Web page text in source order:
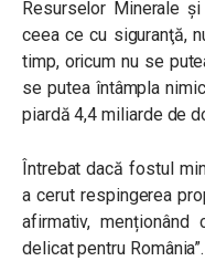
Resurselor Minerale
ceea ce cu siguranţă,
timp, oricum nu se
se putea întâmpla
piardă 4,4 miliarde de
Întrebat dacă fostul
a cerut respingerea
afirmativ, menționând
delicat pentru România”.